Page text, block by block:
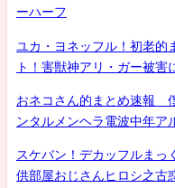
ーハーフ
ユカ・ヨネッフル！初老的
ト！害獣神アリ・ガー被害
おネコさん的まとめ速報
ンタルメンヘラ電波中年ア
スケバン！デカッフルまっ
供部屋おじさんヒロシ之古